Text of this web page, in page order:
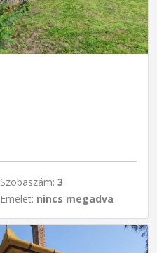
Szobaszám: 3
Emelet: nincs megadva